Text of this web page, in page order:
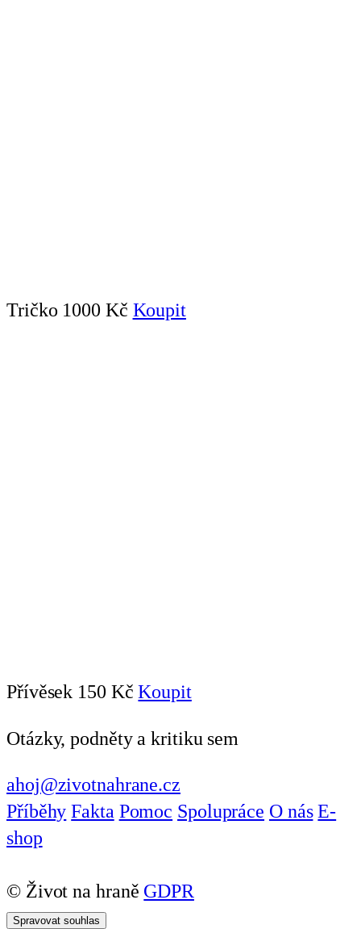
Tričko 1000 Kč Koupit
Přívěsek 150 Kč Koupit
Otázky, podněty a kritiku sem
ahoj@zivotnahrane.cz
Příběhy Fakta Pomoc Spolupráce O nás E-
shop
© Život na hraně GDPR
Spravovat souhlas